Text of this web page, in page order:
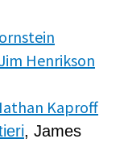
Henrikson
Kaproff
, James